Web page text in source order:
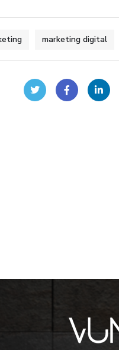
marketing digital